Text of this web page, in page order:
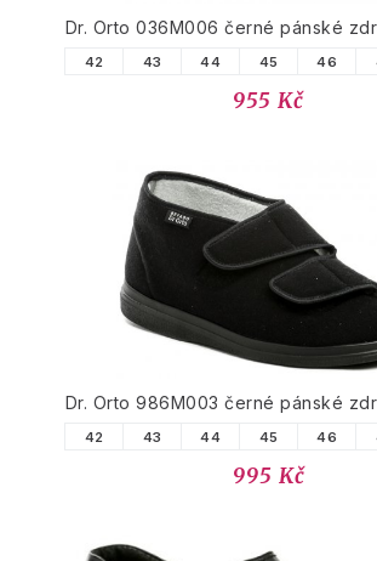
Dr. Orto 036M006 černé pánské
42 43 44 45 46
955 Kč
Dr. Orto 986M003 černé pánské
42 43 44 45 46
995 Kč